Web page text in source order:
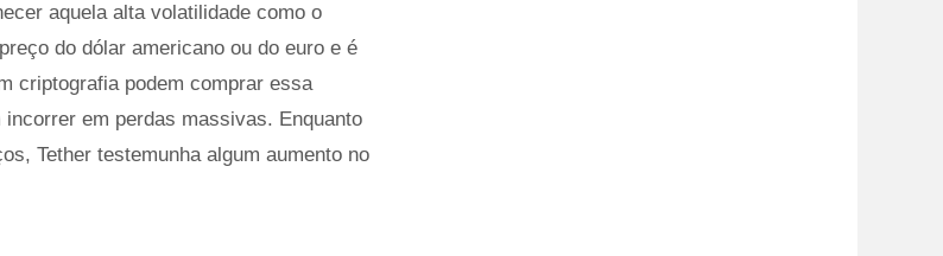
aquela alta volatilidade como o
do dólar americano ou do euro e é
criptografia podem comprar essa
em perdas massivas. Enquanto
Tether testemunha algum aumento no